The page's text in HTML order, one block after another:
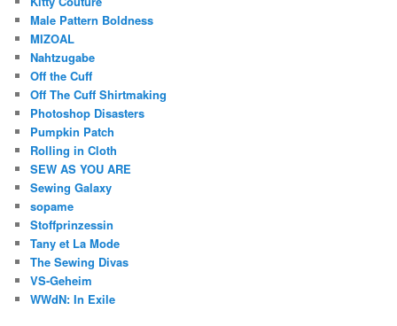
Male Pattern Boldness
MIZOAL
Nahtzugabe
Off the Cuff
Off The Cuff Shirtmaking
Photoshop Disasters
Pumpkin Patch
Rolling in Cloth
SEW AS YOU ARE
Sewing Galaxy
sopame
Stoffprinzessin
Tany et La Mode
The Sewing Divas
VS-Geheim
WWdN: In Exile